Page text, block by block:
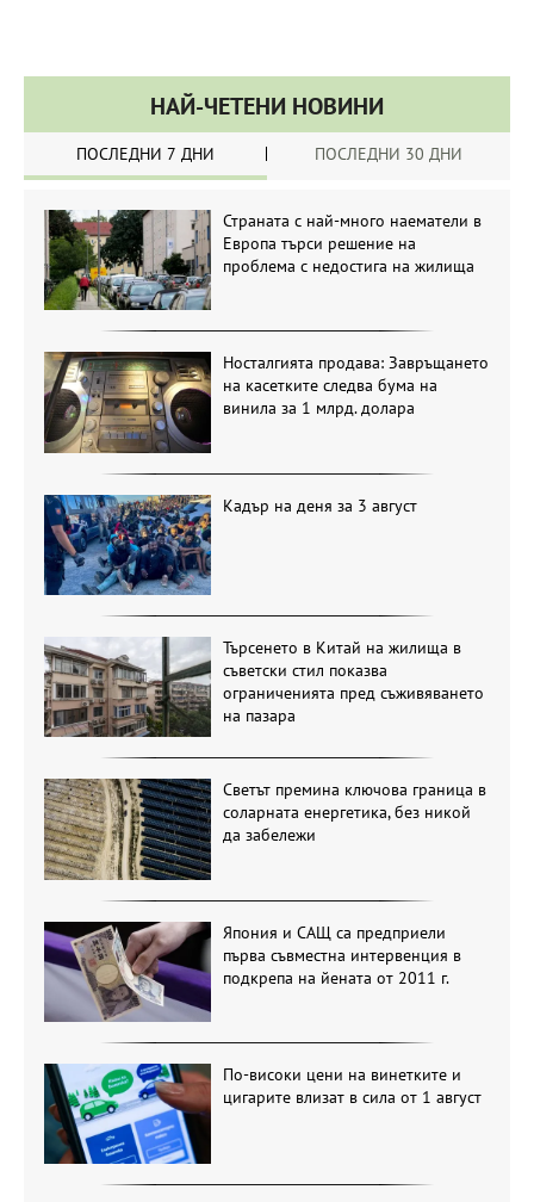
НАЙ-ЧЕТЕНИ НОВИНИ
ПОСЛЕДНИ 7 ДНИ ПОСЛЕДНИ 30 ДНИ
Страната с най-много наематели в
Европа търси решение на
проблема с недостига на жилища
Носталгията продава: Завръщането
на касетките следва бума на
винила за 1 млрд. долара
Кадър на деня за 3 август
Търсенето в Китай на жилища в
съветски стил показва
ограниченията пред съживяването
на пазара
Светът премина ключова граница в
соларната енергетика, без никой
да забележи
Япония и САЩ са предприели
първа съвместна интервенция в
подкрепа на йената от 2011 г.
По-високи цени на винетките и
цигарите влизат в сила от 1 август